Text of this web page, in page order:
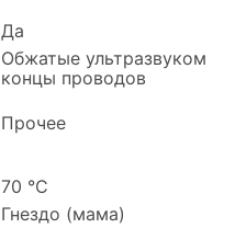
Да
Обжатые ультразвуком
концы проводов
Прочее
70 °C
Гнездо (мама)